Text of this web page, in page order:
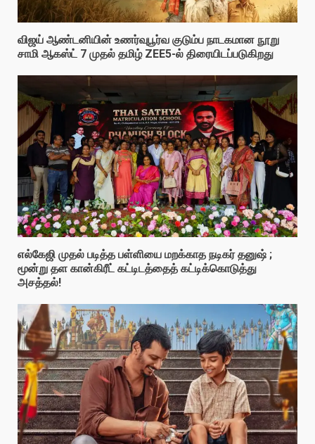
விஜய் ஆண்டனியின் உணர்வுபூர்வ குடும்ப நாடகமான நூறு
சாமி ஆகஸ்ட் 7 முதல் தமிழ் ZEE5-ல் திரையிடப்படுகிறது
எல்கேஜி முதல் படித்த பள்ளியை மறக்காத நடிகர் தனுஷ் ;
மூன்று தள கான்கிரீட் கட்டிடத்தைத் கட்டிக்கொடுத்து
அசத்தல்!